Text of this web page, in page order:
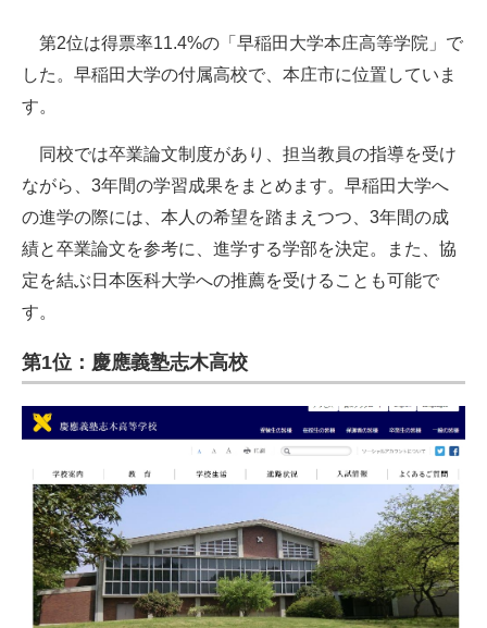
第2位は得票率11.4%の「早稲田大学本庄高等学院」で
した。早稲田大学の付属高校で、本庄市に位置していま
す。
同校では卒業論文制度があり、担当教員の指導を受け
ながら、3年間の学習成果をまとめます。早稲田大学へ
の進学の際には、本人の希望を踏まえつつ、3年間の成
績と卒業論文を参考に、進学する学部を決定。また、協
定を結ぶ日本医科大学への推薦を受けることも可能で
す。
第1位：慶應義塾志木高校